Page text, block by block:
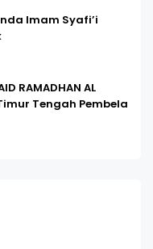
Imam Syafi’i
RAMADHAN AL
Tengah Pembela